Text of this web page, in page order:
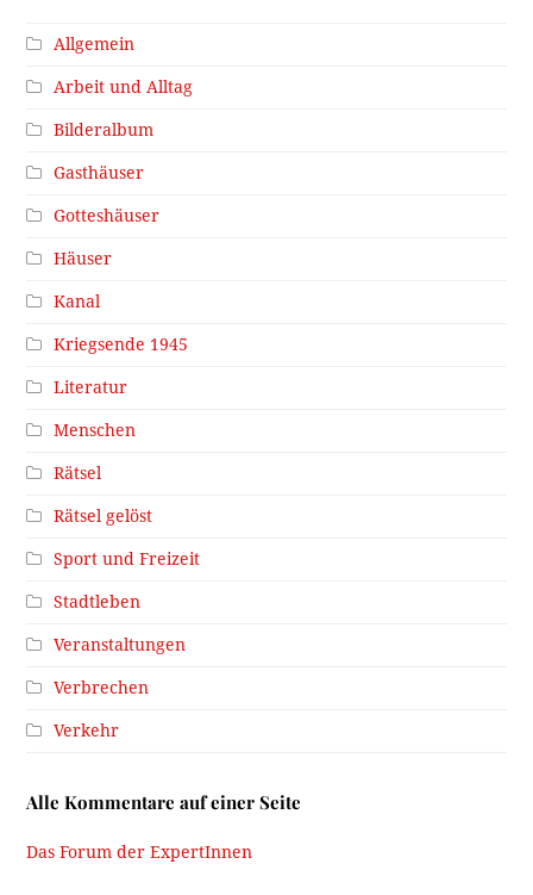
Allgemein
Arbeit und Alltag
Bilderalbum
Gasthäuser
Gotteshäuser
Häuser
Kanal
Kriegsende 1945
Literatur
Menschen
Rätsel
Rätsel gelöst
Sport und Freizeit
Stadtleben
Veranstaltungen
Verbrechen
Verkehr
Alle Kommentare auf einer Seite
Das Forum der ExpertInnen